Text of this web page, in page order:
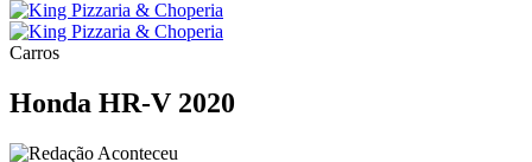
Carros
Honda HR-V 2020